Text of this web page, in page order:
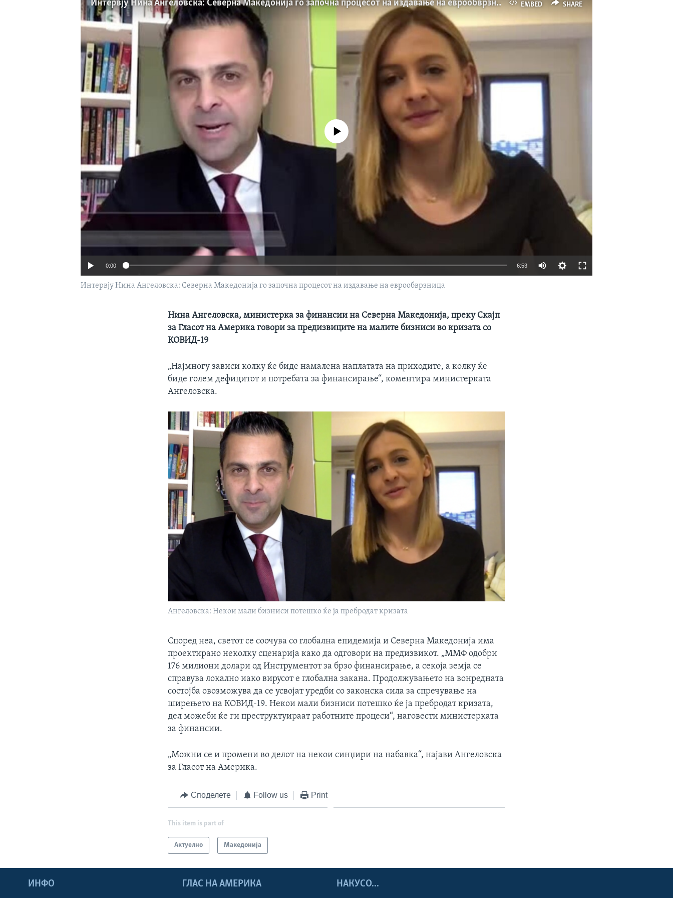
EMBED SHARE
Интервју Нина Ангеловска: Северна Македонија го започна процесот на издавање на еврообврзница
No media source currently available
0:00 6:53
Интервју Нина Ангеловска: Северна Македонија го започна процесот на издавање на еврообврзница
Нина Ангеловска, министерка за финансии на Северна Македонија, преку Скајп
за Гласот на Америка говори за предизвиците на малите бизниси во кризата со
КОВИД-19
„Најмногу зависи колку ќе биде намалена наплатата на приходите, а колку ќе
биде голем дефицитот и потребата за финансирање“, коментира министерката
Ангеловска.
Ангеловска: Некои мали бизниси потешко ќе ја пребродат кризата
Според неа, светот се соочува со глобална епидемија и Северна Македонија има
проектирано неколку сценарија како да одговори на предизвикот. „ММФ одобри
176 милиони долари од Инструментот за брзо финансирање, а секоја земја се
справува локално иако вирусот е глобална закана. Продолжувањето на вонредната
состојба овозможува да се усвојат уредби со законска сила за спречување на
ширењето на КОВИД-19. Некои мали бизниси потешко ќе ја пребродат кризата,
дел можеби ќе ги преструктуираат работните процеси“, наговести министерката
за финансии.
„Можни се и промени во делот на некои синџири на набавка“, најави Ангеловска
за Гласот на Америка.
Споделете Follow us Print
This item is part of
Актуелно Македонија
НАКУСО...
ИНФО ГЛАС НА АМЕРИКА